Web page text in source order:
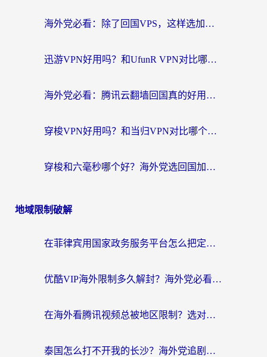
海外党必看：除了回国VPS，这样选加速器也能无缝刷国内资源？
迅游VPN好用吗？和UfunR VPN对比哪个回国效果更好？海外党亲测避坑指南
海外党必看：腾讯云翻墙回国真的好用吗？+ 3步选对回国加速器指南
穿梭VPN好用吗？和当归VPN对比哪个回国效果更好？海外党亲测实用指南
穿梭和六毫秒哪个好？海外党选回国加速器的避坑指南，附番茄加速器实测
地域限制破解
在菲律宾用国家政务服务平台怎么把定位修改到中国国内？3步解决+海外看剧听歌全攻略
优酷VIP海外限制多久解封？海外党必看的跨区难题一站式解决指南
在海外看腾讯视频总被地区限制？选对回国加速器，还能解决泰国政务网和蜻蜓FM卡顿问题
泰国怎么打不开我的长沙？海外党追剧看片的破局指南